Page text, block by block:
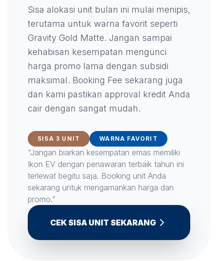
Sisa alokasi unit bulan ini mulai menipis,
terutama untuk warna favorit seperti
Gravity Gold Matte. Jangan sampai
kehabisan kesempatan mengunci
harga promo lama dengan subsidi
maksimal. Booking Fee sekarang juga
dan kami pastikan approval kredit Anda
cair dengan sangat mudah.
SISA 3 UNIT WARNA FAVORIT
“Jangan biarkan kesempatan emas memiliki
Ikon EV dengan penawaran terbaik tahun ini
terlewat begitu saja. Booking unit Anda
sekarang untuk mengamankan harga dan
promo.”
CEK SISA UNIT SEKARANG